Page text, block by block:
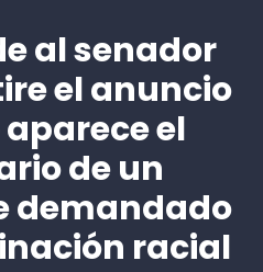
al senador
el anuncio
el
de un
demandado
racial